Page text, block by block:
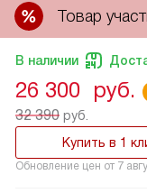
Товар
В наличии
26 300 руб.
32 390 руб.
Купить в 1
Обновление цен от 7